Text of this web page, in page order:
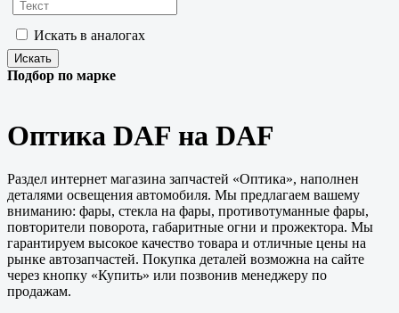
Искать в аналогах
Подбор по марке
Оптика DAF на DAF
Раздел интернет магазина запчастей «Оптика», наполнен
деталями освещения автомобиля. Мы предлагаем вашему
вниманию: фары, стекла на фары, противотуманные фары,
повторители поворота, габаритные огни и прожектора. Мы
гарантируем высокое качество товара и отличные цены на
рынке автозапчастей. Покупка деталей возможна на сайте
через кнопку «Купить» или позвонив менеджеру по
продажам.